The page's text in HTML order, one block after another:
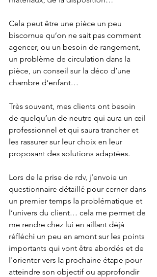
Cela peut être une pièce un peu
biscornue qu’on ne sait pas comment
agencer, ou un besoin de rangement,
un problème de circulation dans la
pièce, un conseil sur la déco d’une
chambre d’enfant…
Très souvent, mes clients ont besoin
de quelqu’un de neutre qui aura un œil
professionnel et qui saura trancher et
les rassurer sur leur choix en leur
proposant des solutions adaptées.
Lors de la prise de rdv, j’envoie un
questionnaire détaillé pour cerner dans
un premier temps la problématique et
l’univers du client… cela me permet de
me rendre chez lui en aillant déjà
réfléchi un peu en amont sur les points
importants qui vont être abordés et de
l'orienter vers la prochaine étape pour
atteindre son objectif ou approfondir